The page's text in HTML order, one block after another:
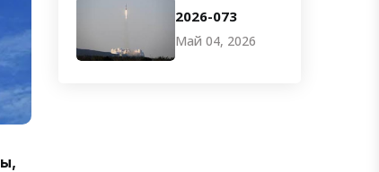
2026-073
Май 04, 2026